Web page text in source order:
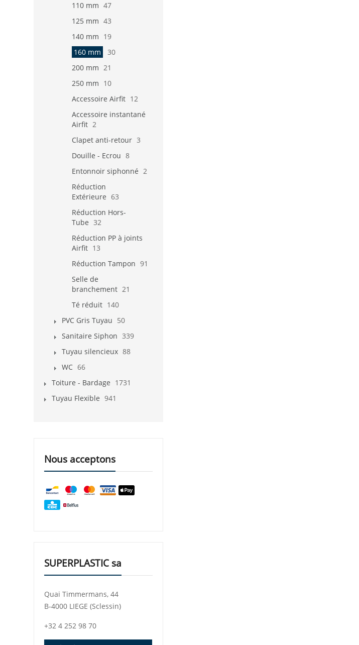
110 mm 47
125 mm 43
140 mm 19
160 mm
30
200 mm 21
250 mm 10
Accessoire Airfit 12
Accessoire instantané
Airfit 2
Clapet anti-retour 3
Douille - Ecrou 8
Entonnoir siphonné 2
Réduction
Extérieure 63
Réduction Hors-
Tube 32
Réduction PP à joints
Airfit 13
Réduction Tampon 91
Selle de
branchement 21
Té réduit 140
PVC Gris Tuyau 50
Sanitaire Siphon 339
Tuyau silencieux 88
WC 66
Toiture - Bardage 1731
Tuyau Flexible 941
Nous acceptons
SUPERPLASTIC sa
Quai Timmermans, 44
B-4000 LIEGE (Sclessin)
+32 4 252 98 70